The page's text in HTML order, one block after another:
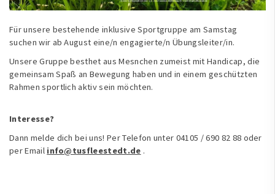
Für unsere bestehende inklusive Sportgruppe am Samstag
suchen wir ab August eine/n engagierte/n Übungsleiter/in.
Unsere Gruppe besthet aus Mesnchen zumeist mit Handicap, die
gemeinsam Spaß an Bewegung haben und in einem geschützten
Rahmen sportlich aktiv sein möchten.
Interesse?
Dann melde dich bei uns! Per Telefon unter 04105 / 690 82 88 oder
per Email info@tusfleestedt.de .